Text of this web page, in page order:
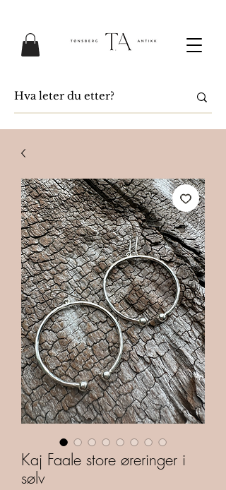
Kaj Faale store øreringer i
sølv